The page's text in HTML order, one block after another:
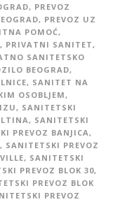
, PREVOZ
, PREVOZ UZ
POMOĆ,
, PRIVATNI SANITET,
SANITETSKO
BEOGRAD,
, SANITET NA
OSOBLJEM,
, SANITETSKI
, SANITETSKI
PREVOZ BANJICA,
, SANITETSKI PREVOZ
, SANITETSKI
PREVOZ BLOK 30,
PREVOZ BLOK
PREVOZ